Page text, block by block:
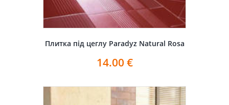
Плитка під цеглу Paradyz Natural Rosa
14.00 €